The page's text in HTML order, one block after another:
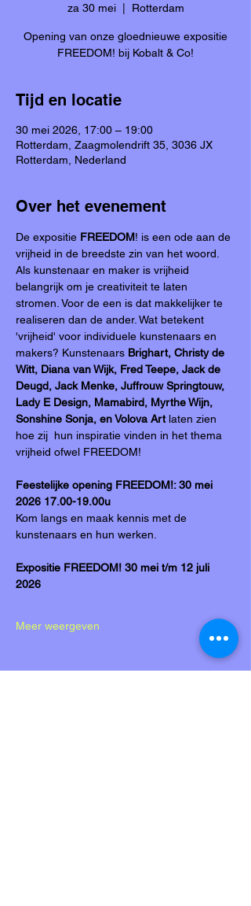
za 30 mei
  |
Rotterdam
Opening van onze gloednieuwe expositie
FREEDOM! bij Kobalt & Co!
Tijd en locatie
30 mei 2026, 17:00 – 19:00
Rotterdam, Zaagmolendrift 35, 3036 JX
Rotterdam, Nederland
Over het evenement
De expositie FREEDOM! is een ode aan de
vrijheid in de breedste zin van het woord.
Als kunstenaar en maker is vrijheid
belangrijk om je creativiteit te laten
stromen. Voor de een is dat makkelijker te
realiseren dan de ander. Wat betekent
'vrijheid' voor individuele kunstenaars en
makers? Kunstenaars Brighart, Christy de
Witt, Diana van Wijk, Fred Teepe, Jack de
Deugd, Jack Menke, Juffrouw Springtouw,
Lady E Design, Mamabird, Myrthe Wijn,
Sonshine Sonja, en Volova Art laten zien
hoe zij  hun inspiratie vinden in het thema
vrijheid ofwel FREEDOM!
Feestelijke opening FREEDOM!: 30 mei
2026 17.00-19.00u
Kom langs en maak kennis met de
kunstenaars en hun werken.
Expositie FREEDOM! 30 mei t/m 12 juli
2026
Meer weergeven